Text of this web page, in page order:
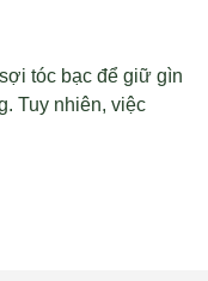
tóc bạc để giữ gìn
Tuy nhiên, việc